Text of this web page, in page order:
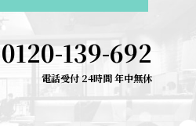
0120-139-692
電話受付 24時間 年中無休